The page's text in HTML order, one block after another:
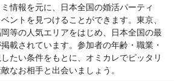
情報を元に、日本全国の婚活パーティ
ントを見つけることができます。東京、
等の人気エリアをはじめ、日本全国の最
載されています。参加者の年齢・職業・
たい条件をもとに、オミカレでピッタリ
なお相手と出会いましょう。